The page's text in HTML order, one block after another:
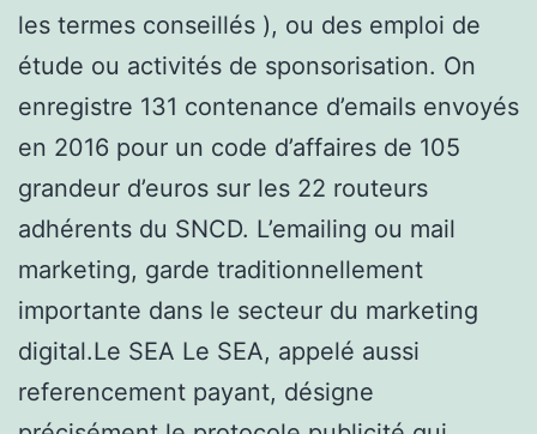
les termes conseillés ), ou des emploi de
étude ou activités de sponsorisation. On
enregistre 131 contenance d’emails envoyés
en 2016 pour un code d’affaires de 105
grandeur d’euros sur les 22 routeurs
adhérents du SNCD. L’emailing ou mail
marketing, garde traditionnellement
importante dans le secteur du marketing
digital.Le SEA Le SEA, appelé aussi
referencement payant, désigne